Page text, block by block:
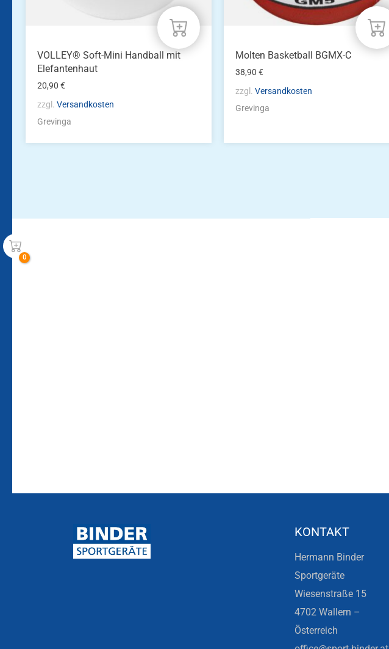
VOLLEY® Soft-Mini Handball mit
Elefantenhaut
20,90€
zzgl.Versandkosten
Grevinga
Molten Basketball BGMX-C
38,90€
zzgl.Versandkosten
Grevinga
KONTAKT
Hermann Binder
Sportgeräte
Wiesenstraße 15
4702 Wallern –
Österreich